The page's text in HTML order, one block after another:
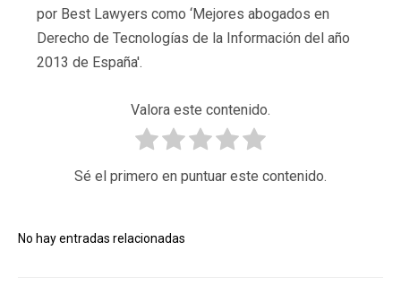
por Best Lawyers como ‘Mejores abogados en
Derecho de Tecnologías de la Información del año
2013 de España'.
Valora este contenido.
Sé el primero en puntuar este contenido.
No hay entradas relacionadas